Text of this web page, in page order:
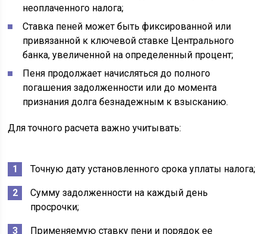
неоплаченного налога;
Ставка пеней может быть фиксированной или
привязанной к ключевой ставке Центрального
банка, увеличенной на определенный процент;
Пеня продолжает начисляться до полного
погашения задолженности или до момента
признания долга безнадежным к взысканию.
Для точного расчета важно учитывать:
Точную дату установленного срока уплаты налога;
Сумму задолженности на каждый день
просрочки;
Применяемую ставку пени и порядок ее